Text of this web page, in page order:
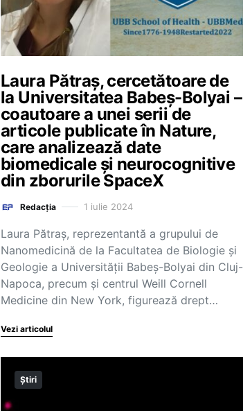
Laura Pătraș, cercetătoare de
la Universitatea Babeș-Bolyai –
coautoare a unei serii de
articole publicate în Nature,
care analizează date
biomedicale și neurocognitive
din zborurile SpaceX
Redacția 1 iulie 2024
Laura Pătraș, reprezentantă a grupului de
Nanomedicină de la Facultatea de Biologie și
Geologie a Universității Babeș-Bolyai din Cluj-
Napoca, precum și centrul Weill Cornell
Medicine din New York, figurează drept…
Vezi articolul
Știri